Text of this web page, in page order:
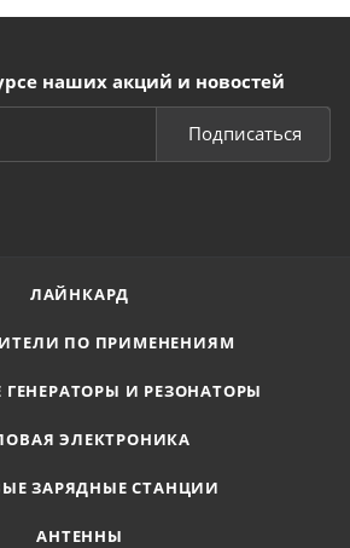
наших акций и новостей
Подписаться
ЛАЙНКАРД
ПО ПРИМЕНЕНИЯМ
ГЕНЕРАТОРЫ И РЕЗОНАТОРЫ
ЭЛЕКТРОНИКА
ЗАРЯДНЫЕ СТАНЦИИ
АНТЕННЫ